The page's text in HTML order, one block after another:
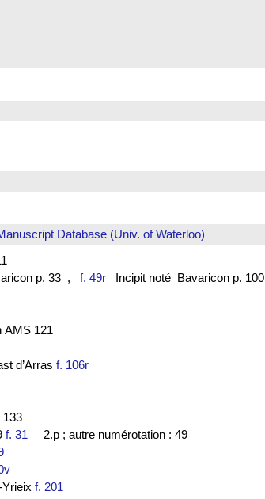
Database (Univ. of Waterloo)
p. 33, f. 49rIncipit noté Bavaricon p. 100
AMS 121
d’Arras f. 106r
f. 31 2.p ; autre numérotation : 49
f. 201